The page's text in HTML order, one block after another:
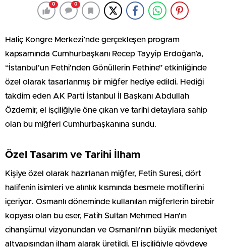
0 0
Haliç Kongre Merkezi’nde gerçekleşen program
kapsamında Cumhurbaşkanı Recep Tayyip Erdoğan’a,
“İstanbul’un Fethi’nden Gönüllerin Fethine” etkinliğinde
özel olarak tasarlanmış bir miğfer hediye edildi. Hediği
takdim eden AK Parti İstanbul İl Başkanı Abdullah
Özdemir, el işçiliğiyle öne çıkan ve tarihi detaylara sahip
olan bu miğferi Cumhurbaşkanına sundu.
Özel Tasarım ve Tarihi İlham
Kişiye özel olarak hazırlanan miğfer, Fetih Suresi, dört
halifenin isimleri ve alınlık kısmında besmele motiflerini
içeriyor. Osmanlı döneminde kullanılan miğferlerin birebir
kopyası olan bu eser, Fatih Sultan Mehmed Han’ın
cihanşümul vizyonundan ve Osmanlı’nın büyük medeniyet
altyapısından ilham alarak üretildi. El işçiliğiyle gövdeye